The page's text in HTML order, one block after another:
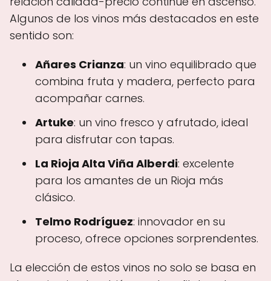
Algunos de los vinos más destacados en este
sentido son:
Añares Crianza: un vino equilibrado que
combina fruta y madera, perfecto para
acompañar carnes.
Artuke: un vino fresco y afrutado, ideal
para disfrutar con tapas.
La Rioja Alta Viña Alberdi: excelente
para los amantes de un Rioja más
clásico.
Telmo Rodríguez: innovador en su
proceso, ofrece opciones sorprendentes.
La elección de estos vinos no solo se basa en